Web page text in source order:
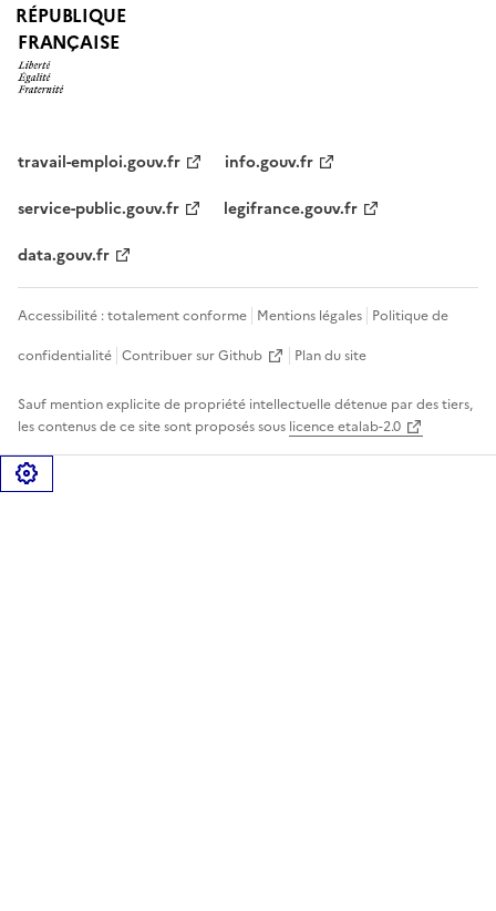
RÉPUBLIQUE
FRANÇAISE
travail-emploi.gouv.fr
info.gouv.fr
service-public.gouv.fr
legifrance.gouv.fr
data.gouv.fr
Accessibilité : totalement conforme Mentions légales Politique de
confidentialité Contribuer sur Github Plan du site
Sauf mention explicite de propriété intellectuelle détenue par des tiers,
les contenus de ce site sont proposés sous licence etalab-2.0
Gérer les cookies